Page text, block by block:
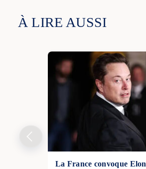
À LIRE AUSSI
La France convoque Elon